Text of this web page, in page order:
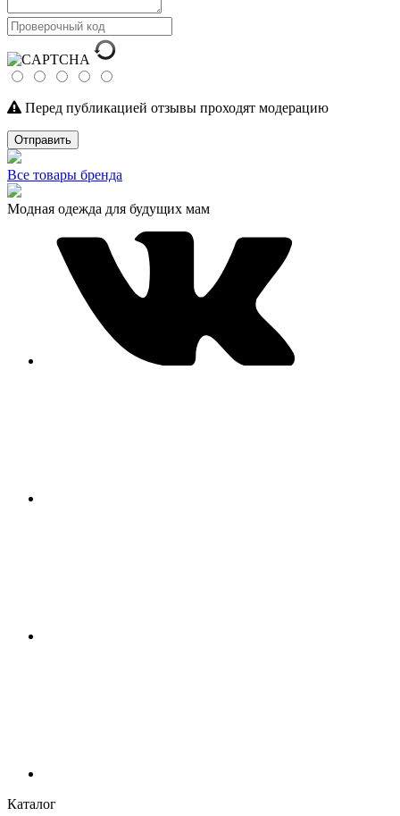
Перед публикацией отзывы проходят модерацию
Отправить
Все товары бренда
Модная одежда для будущих мам
Каталог